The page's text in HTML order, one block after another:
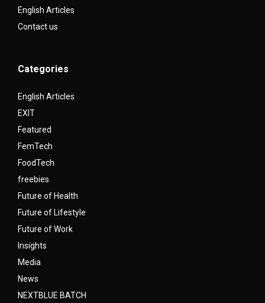
English Articles
Contact us
Categories
English Articles
EXIT
Featured
FemTech
FoodTech
freebies
Future of Health
Future of Lifestyle
Future of Work
Insights
Media
News
NEXTBLUE BATCH